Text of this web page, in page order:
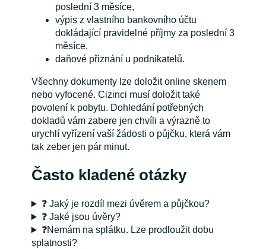
poslední 3 měsíce,
výpis z vlastního bankovního účtu
dokládající pravidelné příjmy za poslední 3
měsíce,
daňové přiznání u podnikatelů.
Všechny dokumenty lze doložit online skenem
nebo vyfocené. Cizinci musí doložit také
povolení k pobytu. Dohledání potřebných
dokladů vám zabere jen chvíli a výrazně to
urychlí vyřízení vaší žádosti o půjčku, která vám
tak zeber jen pár minut.
Často kladené otázky
❓ Jaký je rozdíl mezi úvěrem a půjčkou?
❓ Jaké jsou úvěry?
❓Nemám na splátku. Lze prodloužit dobu
splatnosti?